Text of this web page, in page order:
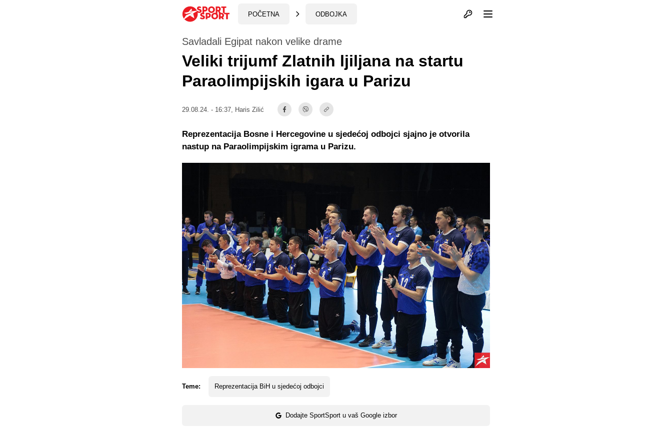
POČETNA ODBOJKA Otvori profil
Savladali Egipat nakon velike drame
Veliki trijumf Zlatnih ljiljana na startu
Paraolimpijskih igara u Parizu
29.08.24. - 16:37, Haris Zilić
Teme: Reprezentacija BiH u sjedećoj odbojci
Dodajte SportSport u vaš Google izbor
Reprezentacija Bosne i Hercegovine u sjedećoj odbojci sjajno je otvorila
nastup na Paraolimpijskim igrama u Parizu.